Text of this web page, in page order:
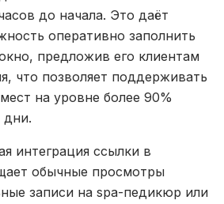
до начала. Это даёт
оперативно заполнить
предложив его клиентам
что позволяет поддерживать
на уровне более 90%
интеграция ссылки в
обычные просмотры
записи на spa-педикюр или